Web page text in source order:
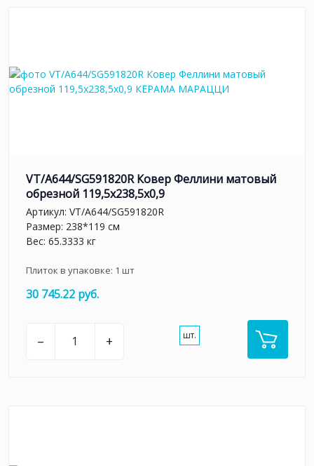
VT/A644/SG591820R Ковер Феллини матовый
обрезной 119,5x238,5x0,9
Артикул: VT/A644/SG591820R
Размер: 238*119 см
Вес: 65.3333 кг
Плиток в упаковке: 1 шт
30 745.22 руб.
– + шт.